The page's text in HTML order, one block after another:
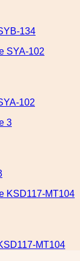
134
102
MT104